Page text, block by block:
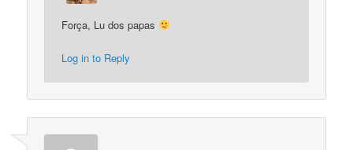
Força, Lu dos papas
Log in to Reply